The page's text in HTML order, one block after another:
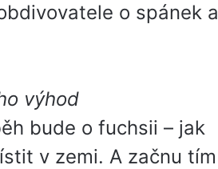
o spánek a
výhod
bude o fuchsii – jak
v zemi. A začnu tím